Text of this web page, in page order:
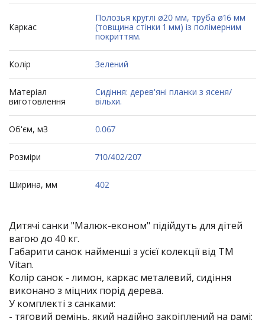
Каркас
Полозья круглі ø20 мм, труба ø16 мм
(товщина стінки 1 мм) із полімерним
покриттям.
Колір Зелений
Матеріал
виготовлення
Сидіння: дерев'яні планки з ясеня/
вільхи.
Об'єм, м3 0.067
Розміри 710/402/207
Ширина, мм 402
Дитячі санки "Малюк-економ" підійдуть для дітей
вагою до 40 кг.
Габарити санок найменші з усієї колекції від ТМ
Vitan.
Колір санок - лимон, каркас металевий, сидіння
виконано з міцних порід дерева.
У комплекті з санками:
- тяговий ремінь, який надійно закріплений на рамі;